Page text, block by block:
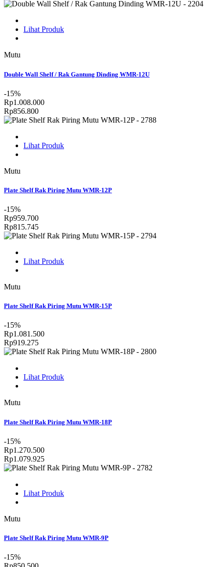
Lihat Produk
Mutu
Double Wall Shelf / Rak Gantung Dinding WMR-12U
-15%
Rp1.008.000
Rp856.800
Lihat Produk
Mutu
Plate Shelf Rak Piring Mutu WMR-12P
-15%
Rp959.700
Rp815.745
Lihat Produk
Mutu
Plate Shelf Rak Piring Mutu WMR-15P
-15%
Rp1.081.500
Rp919.275
Lihat Produk
Mutu
Plate Shelf Rak Piring Mutu WMR-18P
-15%
Rp1.270.500
Rp1.079.925
Lihat Produk
Mutu
Plate Shelf Rak Piring Mutu WMR-9P
-15%